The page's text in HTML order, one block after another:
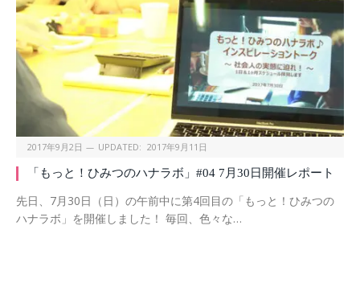
2017年9月2日 UPDATED: 2017年9月11日
「もっと！ひみつのハナラボ」#04 7月30日開催レポート
先日、7月30日（日）の午前中に第4回目の「もっと！ひみつの
ハナラボ」を開催しました！ 毎回、色々な…